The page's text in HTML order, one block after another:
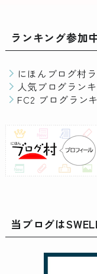
ランキング参加
にほんブログ村
人気ブログラン
FC2 ブログラン
当ブログは